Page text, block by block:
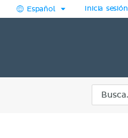
Español Inicia sesión